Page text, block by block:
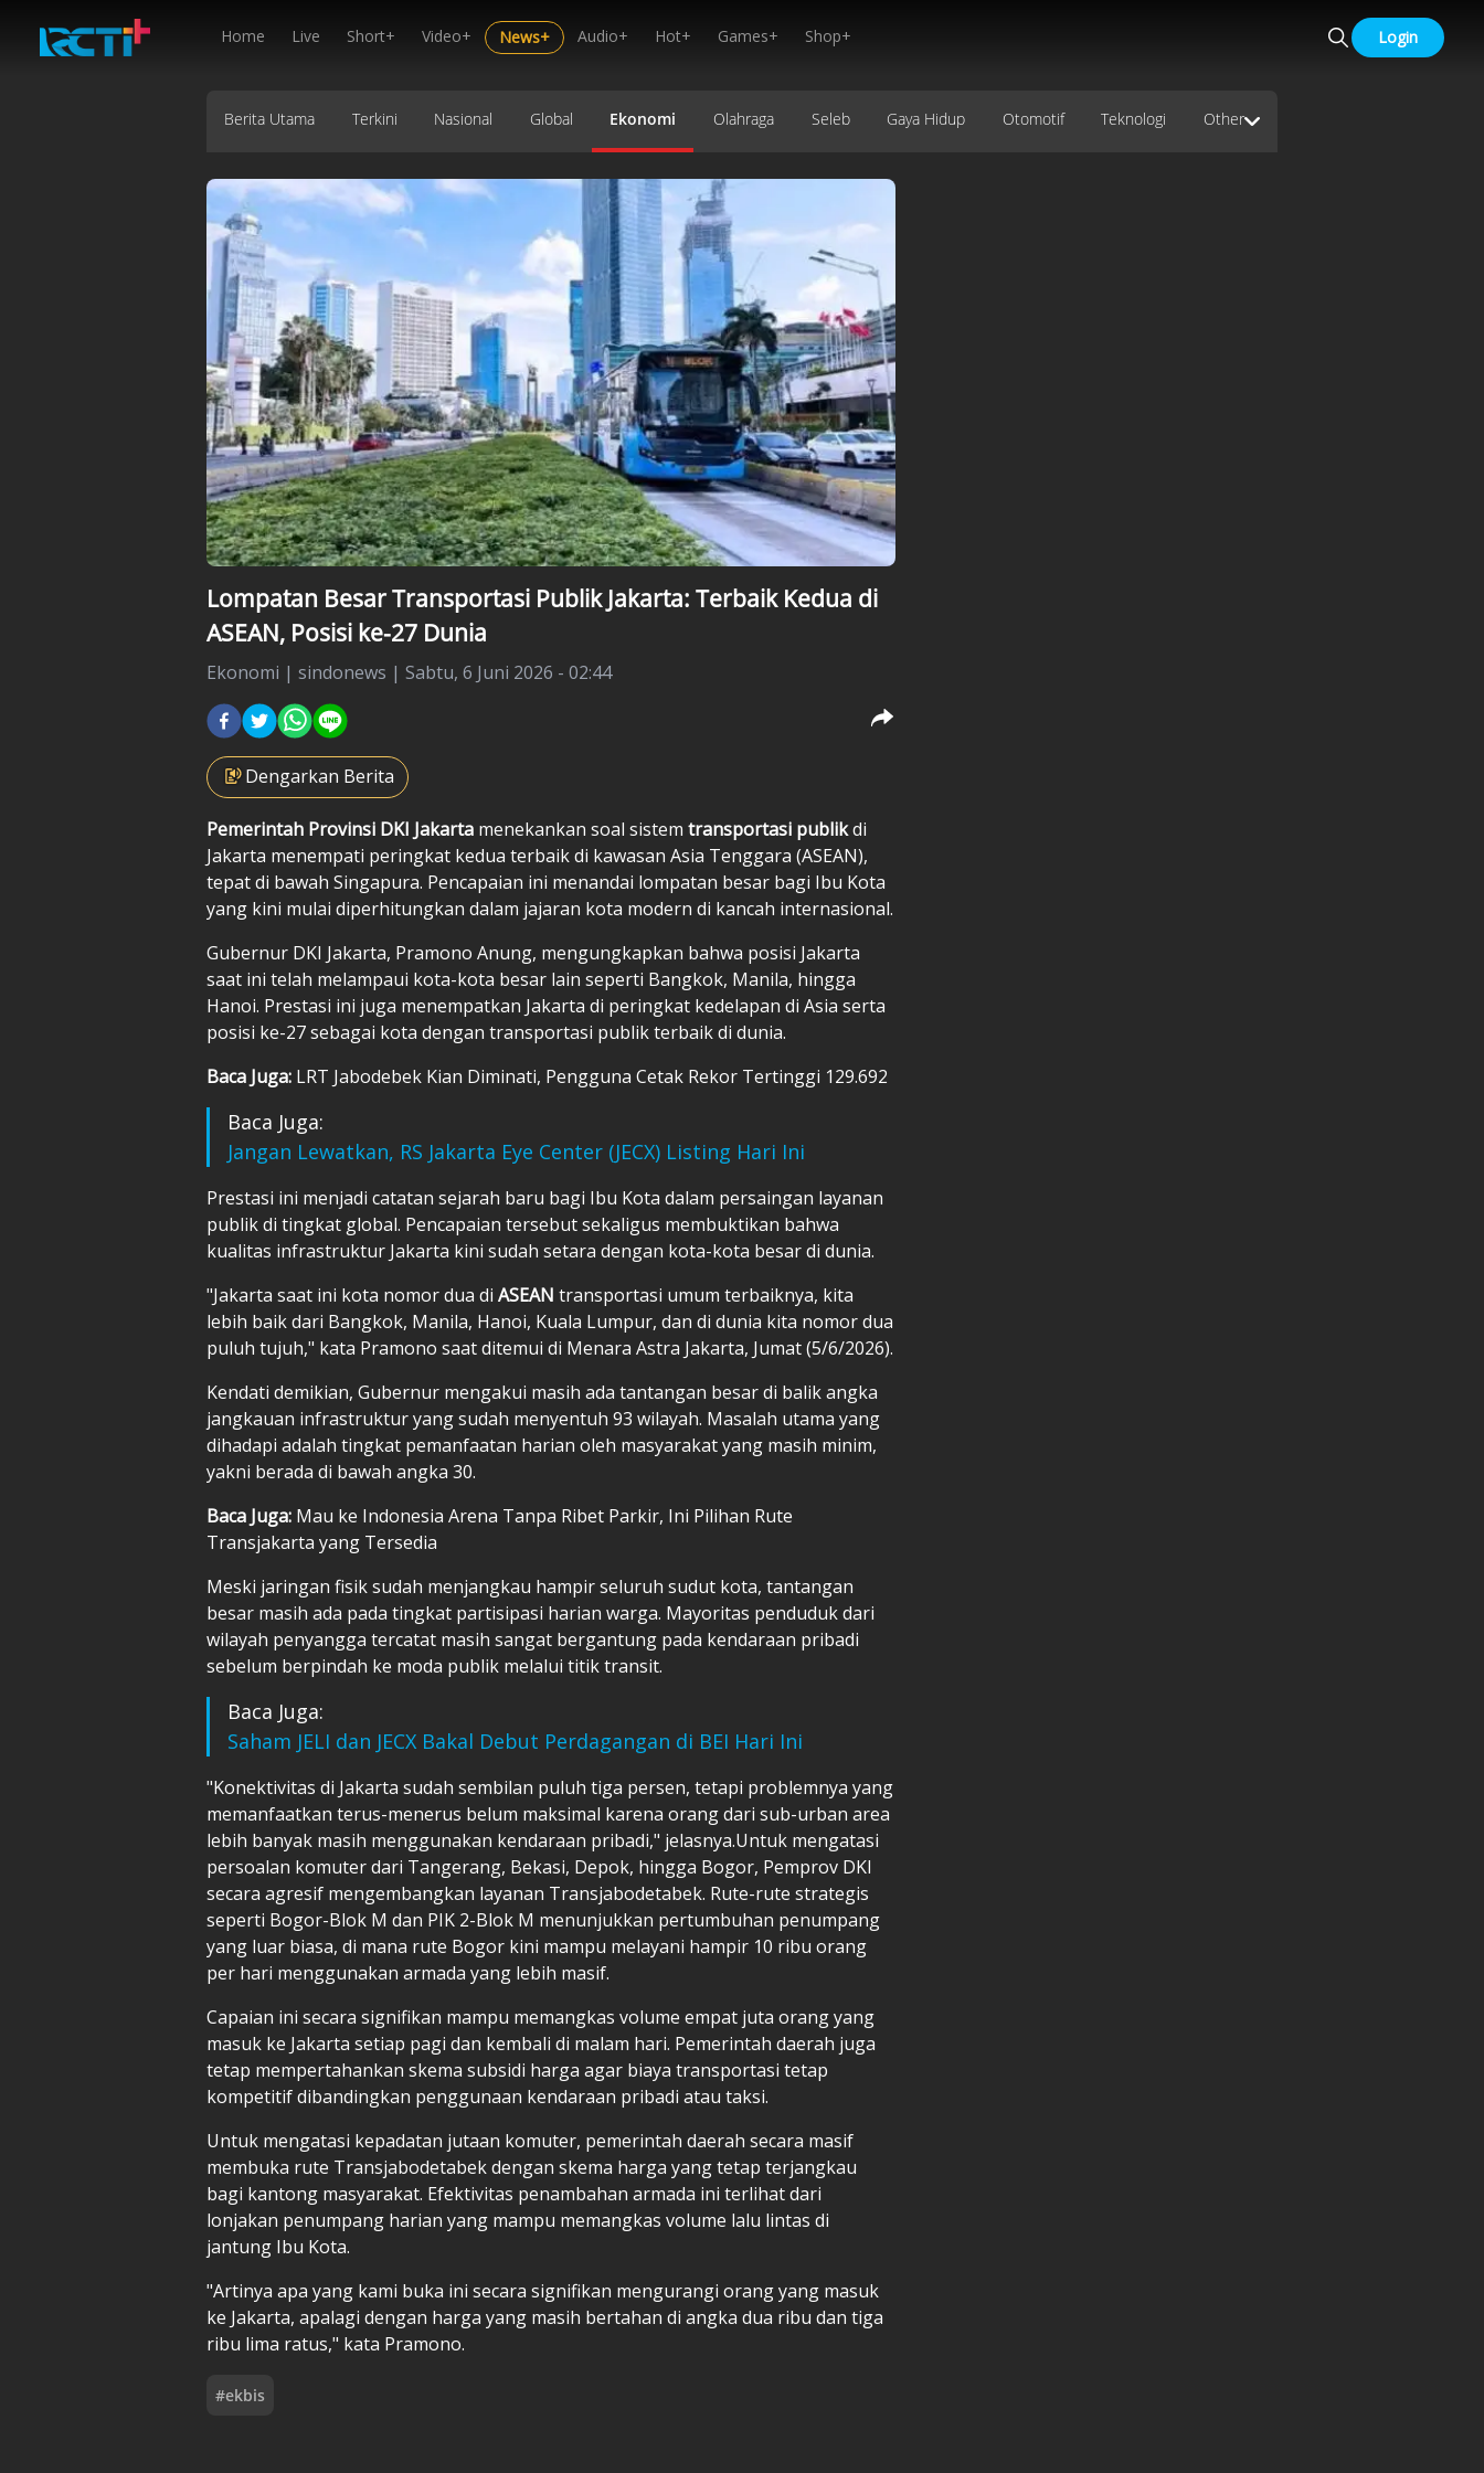
Home Live Short+ Video+ News+ Audio+ Hot+ Games+ Shop+ Login
Berita Utama Terkini Nasional Global Ekonomi Olahraga Seleb Gaya Hidup Otomotif Teknologi Other
Lompatan Besar Transportasi Publik Jakarta: Terbaik Kedua di
ASEAN, Posisi ke-27 Dunia
Ekonomi | sindonews | Sabtu, 6 Juni 2026 - 02:44
Dengarkan Berita
Pemerintah Provinsi DKI Jakarta menekankan soal sistem transportasi publikdi
Jakarta menempati peringkat kedua terbaik di kawasan Asia Tenggara (ASEAN),
tepat di bawah Singapura. Pencapaian ini menandai lompatan besar bagi Ibu Kota
yang kini mulai diperhitungkan dalam jajaran kota modern di kancah internasional.
Gubernur DKI Jakarta, Pramono Anung, mengungkapkan bahwa posisi Jakarta
saat ini telah melampaui kota-kota besar lain seperti Bangkok, Manila, hingga
Hanoi. Prestasi ini juga menempatkan Jakarta di peringkat kedelapan di Asia serta
posisi ke-27 sebagai kota dengan transportasi publik terbaik di dunia.
Baca Juga: LRT Jabodebek Kian Diminati, Pengguna Cetak Rekor Tertinggi 129.692
Baca Juga:
Jangan Lewatkan, RS Jakarta Eye Center (JECX) Listing Hari Ini
Prestasi ini menjadi catatan sejarah baru bagi Ibu Kota dalam persaingan layanan
publik di tingkat global. Pencapaian tersebut sekaligus membuktikan bahwa
kualitas infrastruktur Jakarta kini sudah setara dengan kota-kota besar di dunia.
"Jakarta saat ini kota nomor dua di ASEAN transportasi umum terbaiknya, kita
lebih baik dari Bangkok, Manila, Hanoi, Kuala Lumpur, dan di dunia kita nomor dua
puluh tujuh," kata Pramono saat ditemui di Menara Astra Jakarta, Jumat (5/6/2026).
Kendati demikian, Gubernur mengakui masih ada tantangan besar di balik angka
jangkauan infrastruktur yang sudah menyentuh 93 wilayah. Masalah utama yang
dihadapi adalah tingkat pemanfaatan harian oleh masyarakat yang masih minim,
yakni berada di bawah angka 30.
Baca Juga: Mau ke Indonesia Arena Tanpa Ribet Parkir, Ini Pilihan Rute
Transjakarta yang Tersedia
Meski jaringan fisik sudah menjangkau hampir seluruh sudut kota, tantangan
besar masih ada pada tingkat partisipasi harian warga. Mayoritas penduduk dari
wilayah penyangga tercatat masih sangat bergantung pada kendaraan pribadi
sebelum berpindah ke moda publik melalui titik transit.
Baca Juga:
Saham JELI dan JECX Bakal Debut Perdagangan di BEI Hari Ini
"Konektivitas di Jakarta sudah sembilan puluh tiga persen, tetapi problemnya yang
memanfaatkan terus-menerus belum maksimal karena orang dari sub-urban area
lebih banyak masih menggunakan kendaraan pribadi," jelasnya.Untuk mengatasi
persoalan komuter dari Tangerang, Bekasi, Depok, hingga Bogor, Pemprov DKI
secara agresif mengembangkan layanan Transjabodetabek. Rute-rute strategis
seperti Bogor-Blok M dan PIK 2-Blok M menunjukkan pertumbuhan penumpang
yang luar biasa, di mana rute Bogor kini mampu melayani hampir 10 ribu orang
per hari menggunakan armada yang lebih masif.
Capaian ini secara signifikan mampu memangkas volume empat juta orang yang
masuk ke Jakarta setiap pagi dan kembali di malam hari. Pemerintah daerah juga
tetap mempertahankan skema subsidi harga agar biaya transportasi tetap
kompetitif dibandingkan penggunaan kendaraan pribadi atau taksi.
Untuk mengatasi kepadatan jutaan komuter, pemerintah daerah secara masif
membuka rute Transjabodetabek dengan skema harga yang tetap terjangkau
bagi kantong masyarakat. Efektivitas penambahan armada ini terlihat dari
lonjakan penumpang harian yang mampu memangkas volume lalu lintas di
jantung Ibu Kota.
"Artinya apa yang kami buka ini secara signifikan mengurangi orang yang masuk
ke Jakarta, apalagi dengan harga yang masih bertahan di angka dua ribu dan tiga
ribu lima ratus," kata Pramono.
#ekbis